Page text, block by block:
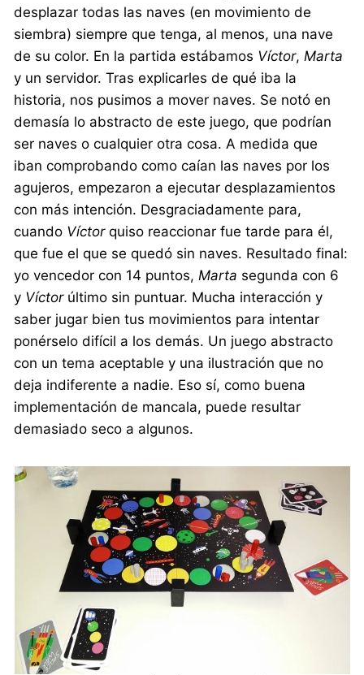
desplazar todas las naves (en movimiento de
siembra) siempre que tenga, al menos, una nave
de su color. En la partida estábamos Víctor,Marta
y un servidor. Tras explicarles de qué iba la
historia, nos pusimos a mover naves. Se notó en
demasía lo abstracto de este juego, que podrían
ser naves o cualquier otra cosa. A medida que
iban comprobando como caían las naves por los
agujeros, empezaron a ejecutar desplazamientos
con más intención. Desgraciadamente para,
cuando Víctorquiso reaccionar fue tarde para él,
que fue el que se quedó sin naves. Resultado final:
yo vencedor con 14 puntos,Marta segunda con 6
y Víctorúltimo sin puntuar. Mucha interacción y
saber jugar bien tus movimientos para intentar
ponérselo difícil a los demás. Un juego abstracto
con un tema aceptable y una ilustración que no
deja indiferente a nadie. Eso sí, como buena
implementación de mancala, puede resultar
demasiado seco a algunos.